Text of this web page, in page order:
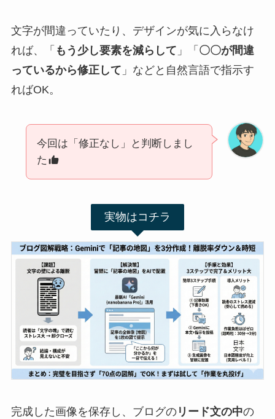
文字が間違っていたり、デザインが気に入らなけ
れば、「 もう少し要素を減らして 」「 〇〇が間違
っているから修正して 」などと自然言語で指示す
ればOK。
今回は「修正なし」と判断しまし
た
実物はコチラ
完成した画像を保存し、ブログのリード文の中の